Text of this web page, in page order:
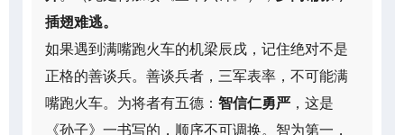
插翅难逃。
如果遇到满嘴跑火车的机梁辰戌，记住绝对不是
正格的善谈兵。善谈兵者，三军表率，不可能满
嘴跑火车。为将者有五德： 智信仁勇严 ，这是
《孙子》一书写的，顺序不可调换。智为第一，